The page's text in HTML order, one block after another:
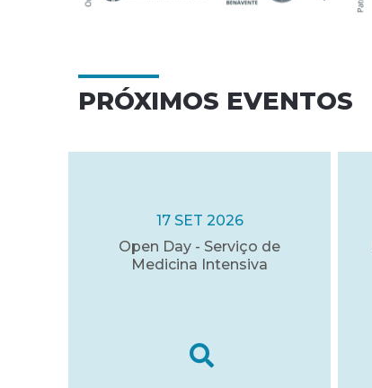
PRÓXIMOS EVENTOS
17 SET 2026
Open Day - Serviço de
Medicina Intensiva